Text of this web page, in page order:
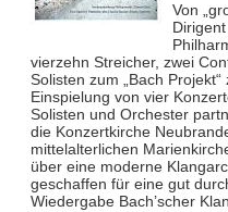
Von
vierzehn Streicher, zwei
Solisten zum „Bach
Einspielung von vier
Solisten und Orchester
die Konzertkirche
mittelalterlichen
über eine moderne
geschaffen für eine gut
Wiedergabe Bach’scher